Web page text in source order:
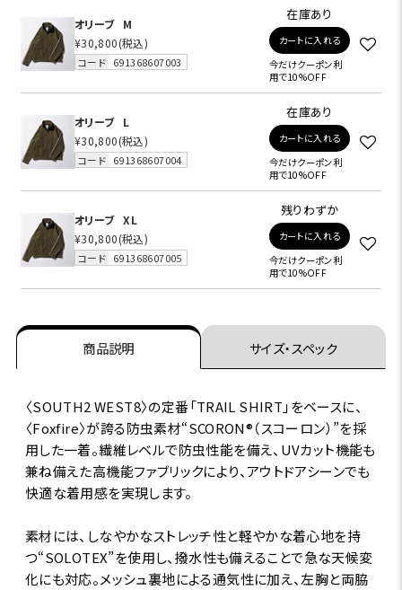
オリーブ
M
¥30,800(税込)
コード 691368607003
在庫あり
カートに入れる
今だけクーポン利
用で10%OFF
オリーブ
L
¥30,800(税込)
コード 691368607004
在庫あり
カートに入れる
今だけクーポン利
用で10%OFF
オリーブ XL
¥30,800(税込)
コード 691368607005
残りわずか
カートに入れる
今だけクーポン利
用で10%OFF
商品説明 サイズ・スペック
〈SOUTH2 WEST8〉の定番「TRAIL SHIRT」をベースに、
〈Foxfire〉が誇る防虫素材“SCORON®（スコーロン）”を採
用した一着。繊維レベルで防虫性能を備え、UVカット機能も
兼ね備えた高機能ファブリックにより、アウトドアシーンでも
快適な着用感を実現します。
素材には、しなやかなストレッチ性と軽やかな着心地を持
つ“SOLOTEX”を使用し、撥水性も備えることで急な天候変
化にも対応。メッシュ裏地による通気性に加え、左胸と両脇